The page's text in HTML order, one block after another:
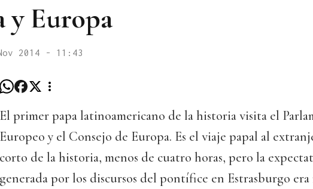
y Europa
2014 - 11:43
El primer papa latinoamericano de la historia visita el
Europeo y el Consejo de Europa. Es el viaje papal al
corto de la historia, menos de cuatro horas, pero la
generada por los discursos del pontífice en Estrasburgo era